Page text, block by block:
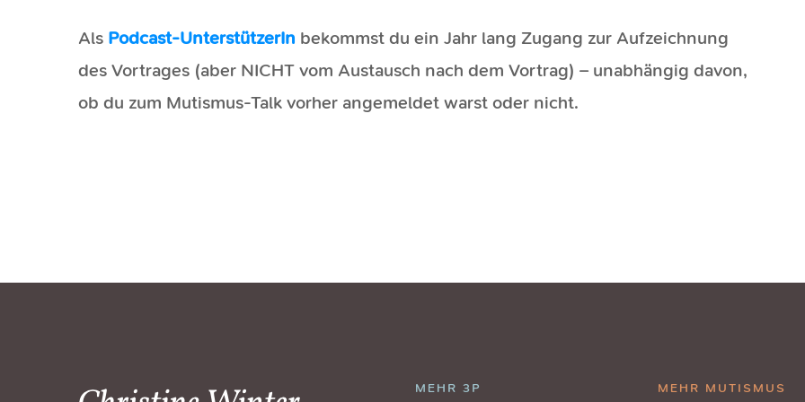
Als Podcast-UnterstützerIn bekommst du ein Jahr lang Zugang zur Aufzeichnung
des Vortrages (aber NICHT vom Austausch nach dem Vortrag) – unabhängig davon,
ob du zum Mutismus-Talk vorher angemeldet warst oder nicht.
MEHR 3P MEHR MUTISMUS